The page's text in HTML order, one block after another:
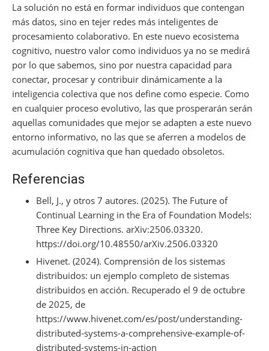
La solución no está en formar individuos que contengan
más datos, sino en tejer redes más inteligentes de
procesamiento colaborativo. En este nuevo ecosistema
cognitivo, nuestro valor como individuos ya no se medirá
por lo que sabemos, sino por nuestra capacidad para
conectar, procesar y contribuir dinámicamente a la
inteligencia colectiva que nos define como especie. Como
en cualquier proceso evolutivo, las que prosperarán serán
aquellas comunidades que mejor se adapten a este nuevo
entorno informativo, no las que se aferren a modelos de
acumulación cognitiva que han quedado obsoletos.
Referencias
Bell, J., y otros 7 autores. (2025). The Future of
Continual Learning in the Era of Foundation Models:
Three Key Directions. arXiv:2506.03320.
https://doi.org/10.48550/arXiv.2506.03320
Hivenet. (2024). Comprensión de los sistemas
distribuidos: un ejemplo completo de sistemas
distribuidos en acción. Recuperado el 9 de octubre
de 2025, de
https://www.hivenet.com/es/post/understanding-
distributed-systems-a-comprehensive-example-of-
distributed-systems-in-action